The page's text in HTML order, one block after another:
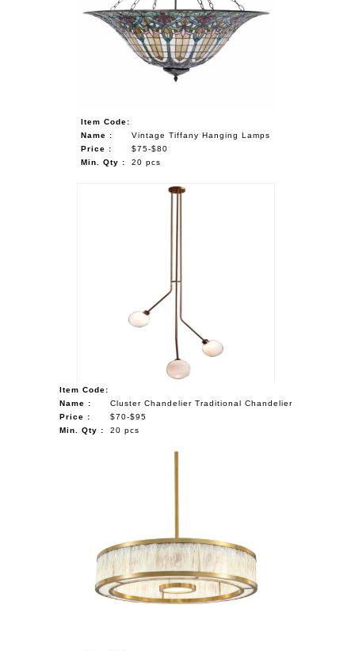
Item Code:
Name :
Vintage Tiffany Hanging Lamps
Price :
$75-$80
Min. Qty :
20 pcs
Item Code:
Name :
Cluster Chandelier Traditional Chandelier
Price :
$70-$95
Min. Qty :
20 pcs